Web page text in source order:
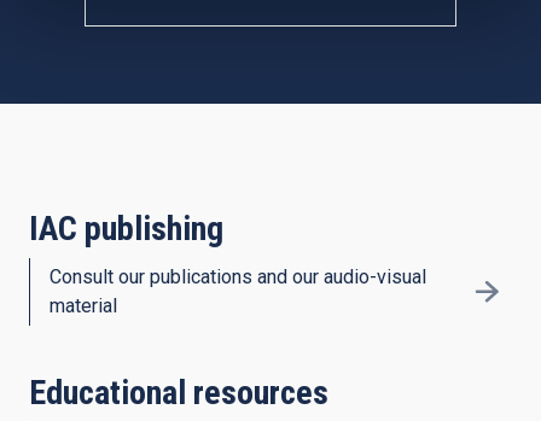
IAC publishing
Consult our publications and our audio-visual
material
Educational resources